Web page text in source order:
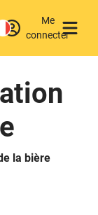
Me
connecter
la bière